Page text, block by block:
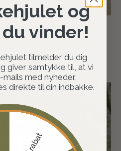
del af
og
vinder!
tilmelder du dig
giver samtykke til, at vi
med nyheder,
direkte til din indbakke.